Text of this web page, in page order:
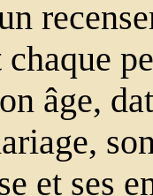
chaque
âge,
et ses